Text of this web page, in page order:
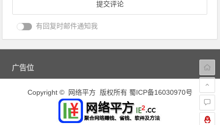
有回复时邮件通知我
广告位
Copyright © 网络平方 版权所有 蜀ICP备16030970号